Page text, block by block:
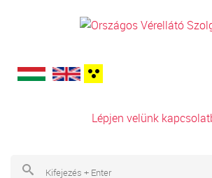
Lépjen velünk